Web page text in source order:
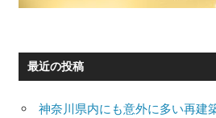
最近の投稿
神奈川県内にも意外に多い再建